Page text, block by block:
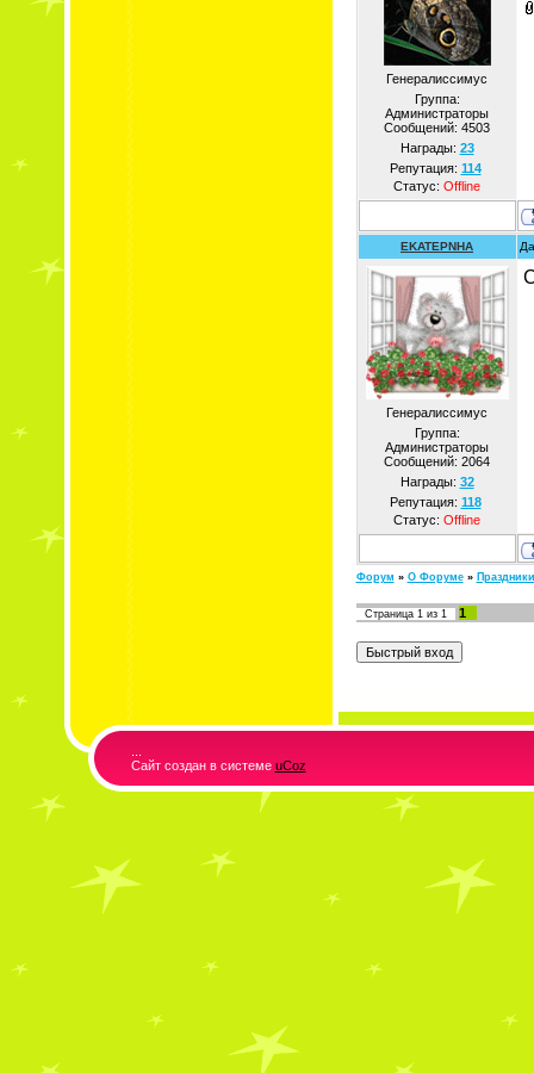
Генералиссимус
Группа:
Администраторы
Сообщений: 4503
Награды: 23
Репутация: 114
Статус: Offline
EKATEPNHA
Генералиссимус
Группа:
Администраторы
Сообщений: 2064
Награды: 32
Репутация: 118
Статус: Offline
Форум » О Форуме » Праздники
Страница 1из 1 1
Сайт создан в системе uCoz